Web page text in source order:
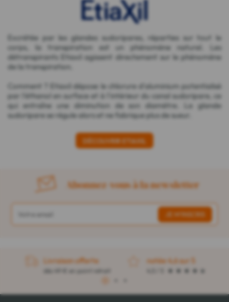
Excrétée par les glandes sudoripares, réparties sur tout le
corps, la transpiration est un phénomène naturel. Les
détranspirants Etiaxil agissent directement sur le phénomène
de la transpiration.
Comment ? Etiaxil dépose le chlorure d'aluminium potentialisé
par l'éthanol en surface et à l'intérieur du canal sudoripare, ce
qui entraîne une diminution de son diamètre. La glande
sudoripare se régule alors et ne fabrique plus de sueur.
DÉCOUVRIR ETIAXIL
Abonnez-vous à la newsletter
Livraison offerte
dès 49 € en point retrait
notée 4,6 sur 5
1